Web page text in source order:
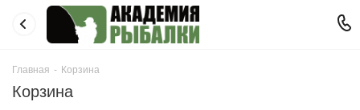
Главная - Корзина
Корзина